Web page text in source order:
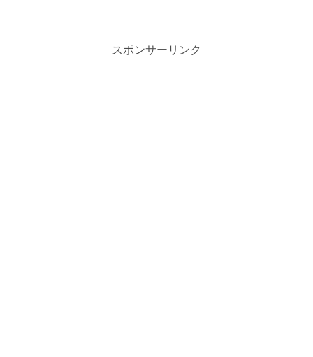
スポンサーリンク